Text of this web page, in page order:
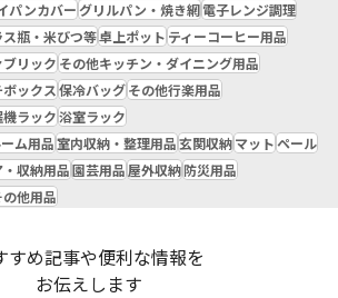
パンカバーグリルパン・焼き網電子レンジ調理
瓶・米びつ等卓上ポット ティーコーヒー用品
リック その他キッチン・ダイニング用品
ックス保冷バッグその他行楽用品
ラック浴室ラック
ム用品室内収納・整理用品玄関収納マットペール
収納用品園芸用品屋外収納防災用品
の他用品
すめ記事や便利な情報を
お伝えします